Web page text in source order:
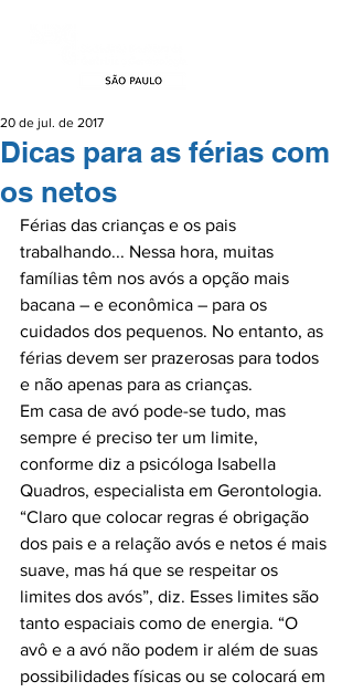
Dicas para as férias com
os netos
20 de jul. de 2017
Férias das crianças e os pais
trabalhando... Nessa hora, muitas
famílias têm nos avós a opção mais
bacana – e econômica – para os
cuidados dos pequenos. No entanto, as
férias devem ser prazerosas para todos
e não apenas para as crianças.
Em casa de avó pode-se tudo, mas
sempre é preciso ter um limite,
conforme diz a psicóloga Isabella
Quadros, especialista em Gerontologia.
“Claro que colocar regras é obrigação
dos pais e a relação avós e netos é mais
suave, mas há que se respeitar os
limites dos avós”, diz. Esses limites são
tanto espaciais como de energia. “O
avô e a avó não podem ir além de suas
possibilidades físicas ou se colocará em